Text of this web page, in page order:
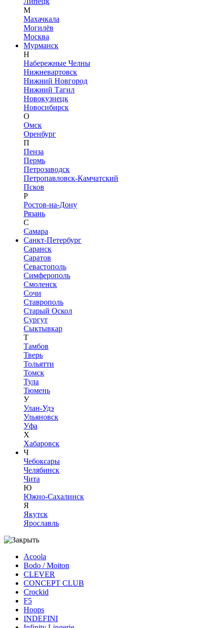
М
Махачкала
Могилёв
Москва
Мурманск
Н
Набережные Челны
Нижневартовск
Нижний Новгород
Нижний Тагил
Новокузнецк
Новосибирск
О
Омск
Оренбург
П
Пенза
Пермь
Петрозаводск
Петропавловск-Камчатский
Псков
Р
Ростов-на-Дону
Рязань
С
Самара
Санкт-Петербург
Саранск
Саратов
Севастополь
Симферополь
Смоленск
Сочи
Ставрополь
Старый Оскол
Сургут
Сыктывкар
Т
Тамбов
Тверь
Тольятти
Томск
Тула
Тюмень
У
Улан-Удэ
Ульяновск
Уфа
Х
Хабаровск
Ч
Чебоксары
Челябинск
Чита
Ю
Южно-Сахалинск
Я
Якутск
Ярославль
Acoola
Bodo / Moiton
CLEVER
CONCEPT CLUB
Crockid
F5
Hoops
INDEFINI